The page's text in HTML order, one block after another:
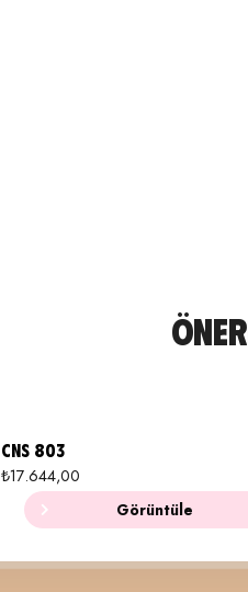
CNS 803
₺17.644,00
Görüntüle